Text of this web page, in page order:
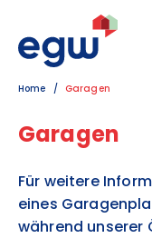
Zum Inhalt
Zum Hauptmenü
Zum Kontakt
Home Garagen
Garagen
Für weitere
eines
während unserer